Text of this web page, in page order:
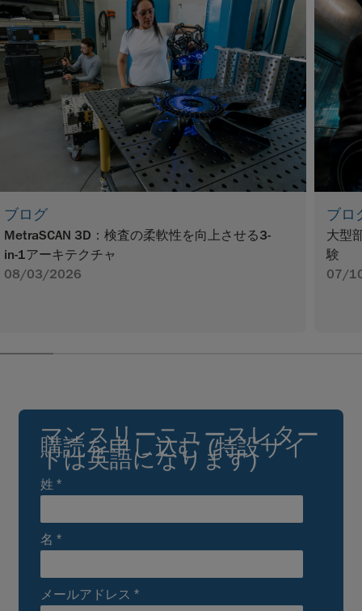
ブログ
MetraSCAN 3D：検査の柔軟性を向上させる3-
in-1アーキテクチャ
08/03/2026
ブロ
大型
験
07/